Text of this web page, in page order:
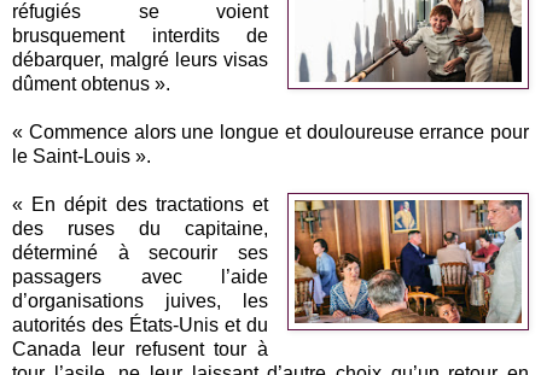
réfugiés se voient
brusquement interdits de
débarquer, malgré leurs visas
dûment obtenus ».
« Commence alors une longue et douloureuse errance pour
le Saint-Louis ».
« En dépit des tractations et
des ruses du capitaine,
déterminé à secourir ses
passagers avec l’aide
d’organisations juives, les
autorités des États-Unis et du
Canada leur refusent tour à